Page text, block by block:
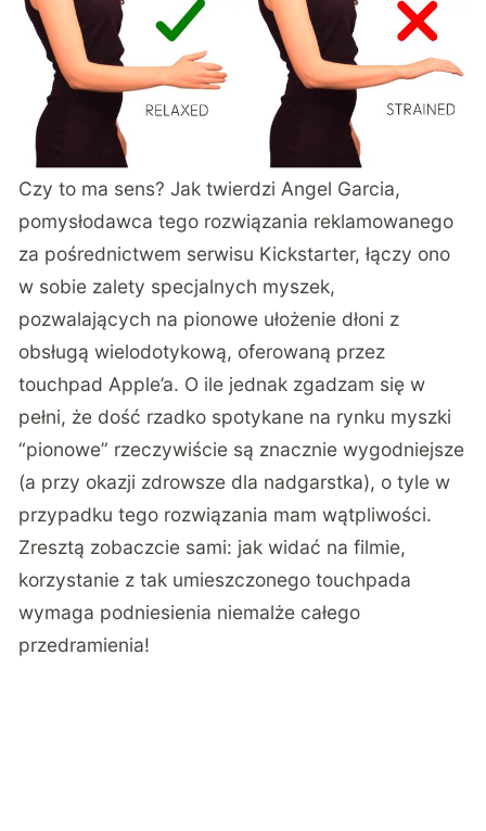
Czy to ma sens? Jak twierdzi Angel Garcia,
pomysłodawca tego rozwiązania reklamowanego
za pośrednictwem serwisu Kickstarter, łączy ono
w sobie zalety specjalnych myszek,
pozwalających na pionowe ułożenie dłoni z
obsługą wielodotykową, oferowaną przez
touchpad Apple’a. O ile jednak zgadzam się w
pełni, że dość rzadko spotykane na rynku myszki
“pionowe” rzeczywiście są znacznie wygodniejsze
(a przy okazji zdrowsze dla nadgarstka), o tyle w
przypadku tego rozwiązania mam wątpliwości.
Zresztą zobaczcie sami: jak widać na filmie,
korzystanie z tak umieszczonego touchpada
wymaga podniesienia niemalże całego
przedramienia!